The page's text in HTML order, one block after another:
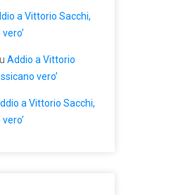
a Vittorio Sacchi,
Addio a Vittorio
vero’
a Vittorio Sacchi,